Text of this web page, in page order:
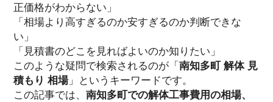
正価格がわからない」
「相場より高すぎるのか安すぎるのか判断できな
い」
「見積書のどこを見ればよいのか知りたい」
このような疑問で検索されるのが「 南知多町 解体 見
積もり 相場」というキーワードです。
この記事では、 南知多町での解体工事費用の相場、